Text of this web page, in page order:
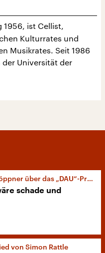
1956, ist Cellist,
Kulturrates und
Musikrates. Seit 1986
Universität der
über das „DAU“-Projekt
schade und
von Simon Rattle